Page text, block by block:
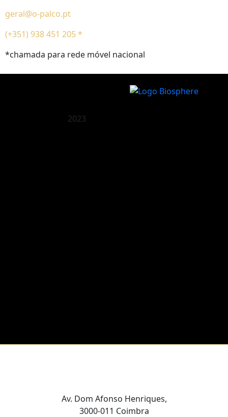
geral@o-palco.pt
(+351) 938 451 205 *
*chamada para rede móvel nacional
2023
Av. Dom Afonso Henriques,
3000-011 Coimbra